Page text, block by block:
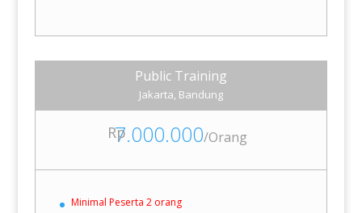
Public Training
Jakarta, Bandung
Rp
7.000.000/Orang
Minimal Peserta 2 orang